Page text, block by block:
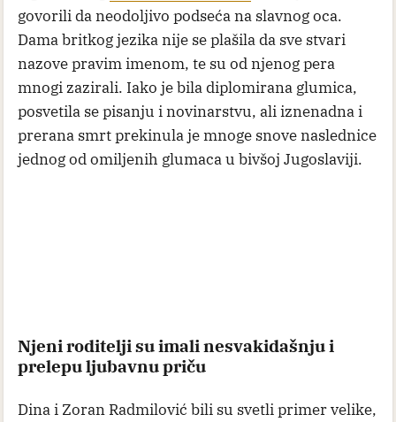
govorili da neodoljivo podseća na slavnog oca.
Dama britkog jezika nije se plašila da sve stvari
nazove pravim imenom, te su od njenog pera
mnogi zazirali. Iako je bila diplomirana glumica,
posvetila se pisanju i novinarstvu, ali iznenadna i
prerana smrt prekinula je mnoge snove naslednice
jednog od omiljenih glumaca u bivšoj Jugoslaviji.
Njeni roditelji su imali nesvakidašnju i
prelepu ljubavnu priču
Dina i Zoran Radmilović bili su svetli primer velike,